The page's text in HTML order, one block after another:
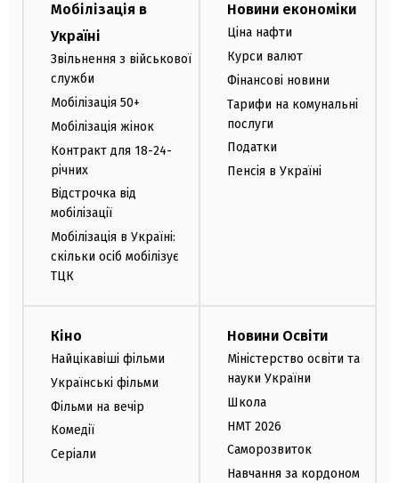
Мобілізація в
Україні
Звільнення з військової
служби
Мобілізація 50+
Мобілізація жінок
Контракт для 18-24-
річних
Відстрочка від
мобілізації
Мобілізація в Україні:
скільки осіб мобілізує
ТЦК
Новини економіки
Ціна нафти
Курси валют
Фінансові новини
Тарифи на комунальні
послуги
Податки
Пенсія в Україні
Кіно
Найцікавіші фільми
Українські фільми
Фільми на вечір
Комедії
Серіали
Новини Освіти
Міністерство освіти та
науки України
Школа
НМТ 2026
Саморозвиток
Навчання за кордоном